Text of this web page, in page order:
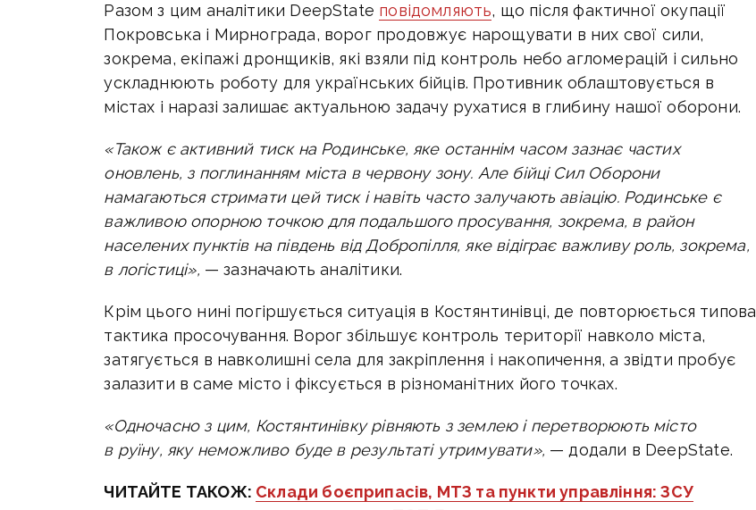
Разом з цим аналітики DeepState повідомляють, що після фактичної окупації
Покровська і Мирнограда, ворог продовжує нарощувати в них свої сили,
зокрема, екіпажі дронщиків, які взяли під контроль небо агломерацій і сильно
ускладнюють роботу для українських бійців. Противник облаштовується в
містах і наразі залишає актуальною задачу рухатися в глибину нашої оборони.
«Також є активний тиск на Родинське, яке останнім часом зазнає частих
оновлень, з поглинанням міста в червону зону. Але бійці Сил Оборони
намагаються стримати цей тиск і навіть часто залучають авіацію. Родинське є
важливою опорною точкою для подальшого просування, зокрема, в район
населених пунктів на південь від Добропілля, яке відіграє важливу роль, зокрема,
в логістиці», — зазначають аналітики.
Крім цього нині погіршується ситуація в Костянтинівці, де повторюється типова
тактика просочування. Ворог збільшує контроль території навколо міста,
затягується в навколишні села для закріплення і накопичення, а звідти пробує
залазити в саме місто і фіксується в різноманітних його точках.
«Одночасно з цим, Костянтинівку рівняють з землею і перетворюють місто
в руїну, яку неможливо буде в результаті утримувати», — додали в DeepState.
ЧИТАЙТЕ ТАКОЖ: Склади боєприпасів, МТЗ та пункти управління: ЗСУ